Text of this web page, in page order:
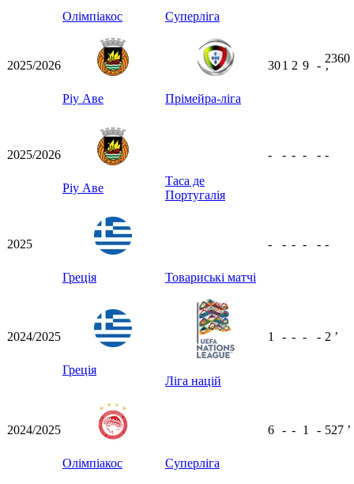
Олімпіакос Суперліга
2025/2026
Ріу Аве Прімейра-ліга
301 2 9 -
2360
ʼ
2025/2026
Ріу Аве
Таса де
Португалія
- - - - - -
2025
Греція Товариські матчі
- - - - - -
2024/2025
Греція
Ліга націй
1 - - - - 2 ʼ
2024/2025
Олімпіакос Суперліга
6 - - 1 - 527 ʼ